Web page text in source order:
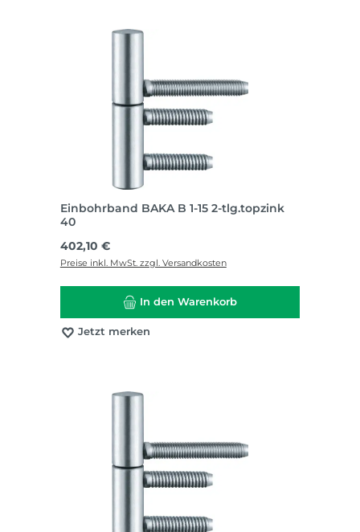
Einbohrband BAKA B 1-15 2-tlg.topzink
40
Regulärer Preis:
402,10 €
Preise inkl. MwSt. zzgl. Versandkosten
In den Warenkorb
Jetzt merken